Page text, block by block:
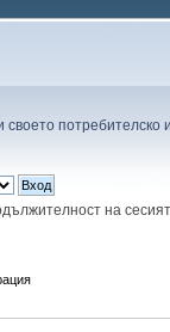
своето потребителско
на